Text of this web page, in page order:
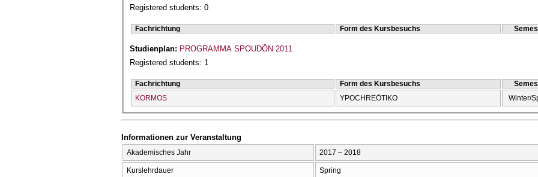
Registered students: 0
Fachrichtung Form des Kursbesuchs
Studienplan: PROGRAMMA SPOUDŌN 2011
Registered students: 1
Fachrichtung Form des Kursbesuchs
KORMOS
YPOCΗREŌTIKO Winter/
Informationen zur Veranstaltung
Akademisches Jahr 2017 – 2018
Kurslehrdauer Spring